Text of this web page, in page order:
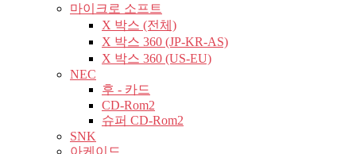
마이크로 소프트
X 박스 (전체)
X 박스 360 (JP-KR-AS)
X 박스 360 (US-EU)
NEC
후 - 카드
CD-Rom2
슈퍼 CD-Rom2
SNK